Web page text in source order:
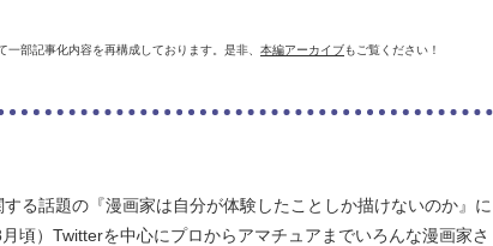
部記事化内容を再構成しております。是非、 本編アーカイブもご覧ください！
る話題の『漫画家は自分が体験したことしか描けないのか』に
頃）Twitterを中心にプロからアマチュアまでいろんな漫画家さ